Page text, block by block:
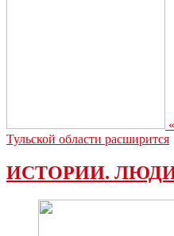
Тульской области расширится
ИСТОРИИ.